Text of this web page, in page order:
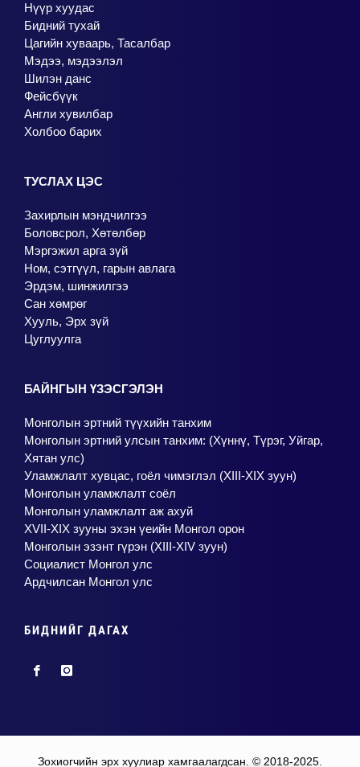
Нүүр хуудас
Бидний тухай
Цагийн хуваарь, Тасалбар
Мэдээ, мэдээлэл
Шилэн данс
Фейсбүүк
Англи хувилбар
Холбоо барих
ТУСЛАХ ЦЭС
Захирлын мэндчилгээ
Боловсрол, Хөтөлбөр
Мэргэжил арга зүй
Ном, сэтгүүл, гарын авлага
Эрдэм, шинжилгээ
Сан хөмрөг
Хууль, Эрх зүй
Цуглуулга
БАЙНГЫН ҮЗЭСГЭЛЭН
Монголын эртний түүхийн танхим
Монголын эртний улсын танхим: (Хүннү, Түрэг, Уйгар,
Хятан улс)
Уламжлалт хувцас, гоёл чимэглэл (XIII-XIX зуун)
Монголын уламжлалт соёл
Монголын уламжлалт аж ахуй
XVII-XIX зууны эхэн үеийн Монгол орон
Монголын эзэнт гүрэн (XIII-XIV зуун)
Социалист Монгол улс
Ардчилсан Монгол улс
БИДНИЙГ ДАГАХ
Зохиогчийн эрх хуулиар хамгаалагдсан. © 2018-2025.